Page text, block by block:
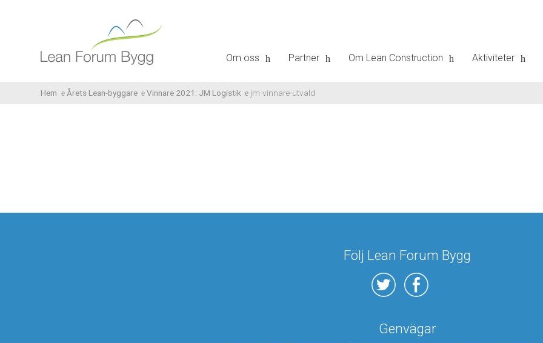
Om oss Partner Om Lean Construction Aktiviteter
Hem Årets Lean-byggare Vinnare 2021: JM Logistik jm-vinnare-utvald
Följ Lean Forum Bygg
Genvägar